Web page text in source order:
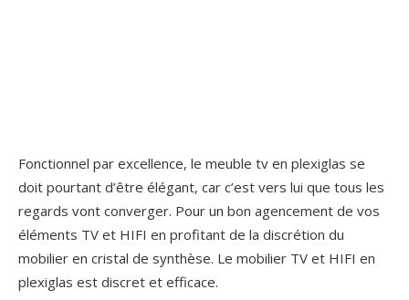
Fonctionnel par excellence, le meuble tv en plexiglas se
doit pourtant d’être élégant, car c’est vers lui que tous les
regards vont converger. Pour un bon agencement de vos
éléments TV et HIFI en profitant de la discrétion du
mobilier en cristal de synthèse. Le mobilier TV et HIFI en
plexiglas est discret et efficace.